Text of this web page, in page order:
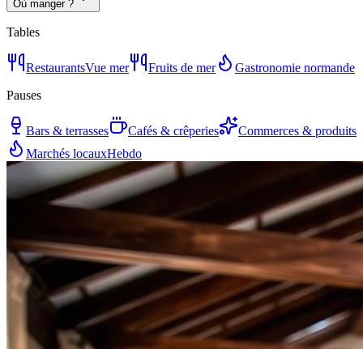
Où manger ?
Tables
RestaurantsVue mer Fruits de mer
Gastronomie normande
Pauses
Bars & terrasses Cafés & crêperies
Commerces & produits
Marchés locauxHebdo